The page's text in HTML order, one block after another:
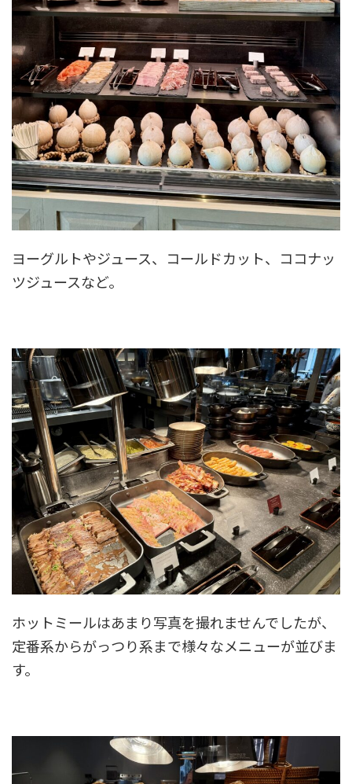
ヨーグルトやジュース、コールドカット、ココナッ
ツジュースなど。
ホットミールはあまり写真を撮れませんでしたが、
定番系からがっつり系まで様々なメニューが並びま
す。